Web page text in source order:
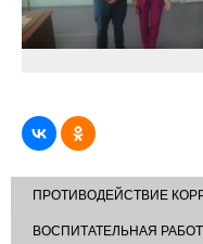
ПРОТИВОДЕЙСТВИЕ
ВОСПИТАТЕЛЬНАЯ